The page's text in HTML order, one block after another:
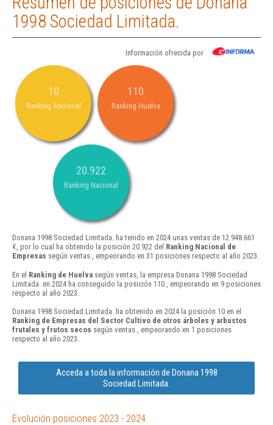
1998 Sociedad Limitada.
Información ofrecida por
10
Ranking Sectorial
110
Ranking Huelva
20.922
Ranking Nacional
Donana 1998 Sociedad Limitada. ha tenido en 2024 unas ventas de 12.948.661
€, por lo cual ha obtenido la posición 20.922 del Ranking Nacional de
Empresas según ventas , empeorando en 31 posiciones respecto al año 2023.
En el Ranking de Huelva según ventas, la empresa Donana 1998 Sociedad
Limitada. en 2024 ha conseguido la posición 110 , empeorando en 9 posiciones
respecto al año 2023.
Donana 1998 Sociedad Limitada. ha obtenido en 2024 la posición 10 en el
Ranking de Empresas del Sector Cultivo de otros árboles y arbustos
frutales y frutos secos según ventas , empeorando en 1 posiciones
respecto al año 2023.
Acceda a toda la información de Donana 1998
Sociedad Limitada.
Evolución posiciones 2023 - 2024